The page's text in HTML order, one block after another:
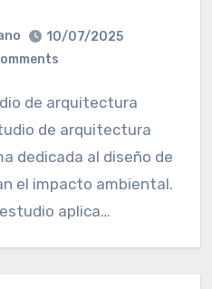
10/07/2025
de arquitectura
dedicada al diseño de
el impacto ambiental.
aplica…